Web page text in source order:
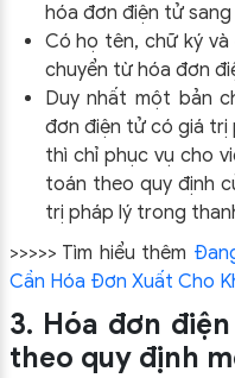
hóa đơn điện tử
Có họ tên, chữ ký
chuyển từ hóa đơn
Duy nhất một bản
đơn điện tử có giá trị
thì chỉ phục vụ cho
toán theo quy định
trị pháp lý trong
>>>>> Tìm hiểu thêm
Cần Hóa Đơn Xuất Cho
3. Hóa đơn
theo quy định